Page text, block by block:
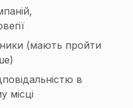
(мають пройти
в
місці